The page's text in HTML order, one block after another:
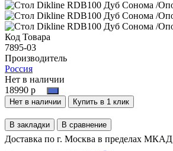
Код Товара
7895-03
Производитель
Россия
Нет в наличии
18990 р
Нет в наличии Купить в 1 клик
В закладки В сравнение
Доставка по г. Москва в пределах МКАД